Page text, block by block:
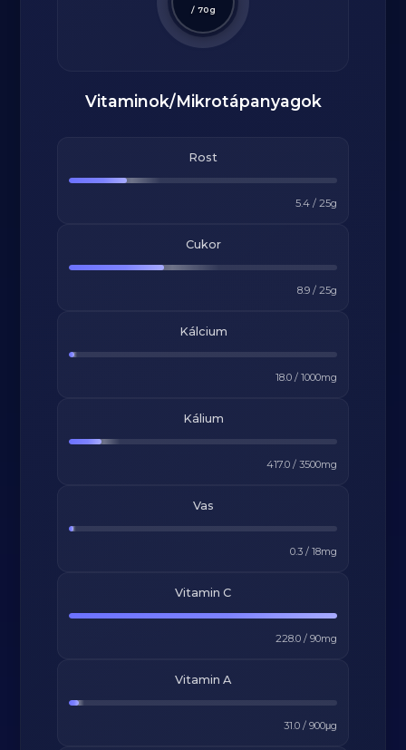
/ 70g
Vitaminok/Mikrotápanyagok
Rost
5.4/ 25g
Cukor
8.9/ 25g
Kálcium
18.0/ 1000mg
Kálium
417.0/ 3500mg
Vas
0.3/ 18mg
Vitamin C
228.0/ 90mg
Vitamin A
31.0/ 900μg